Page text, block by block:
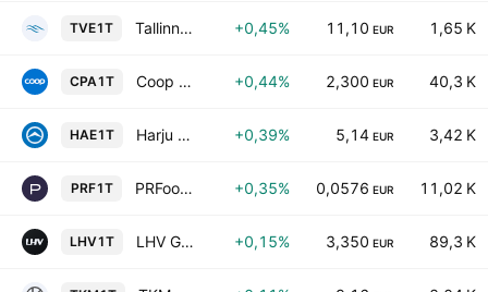
TVE1T Tallinna Vesi AS Class A +0,45% 11,10 EUR 1,65 K
CPA1T Coop Pank AS +0,44% 2,300 EUR 40,3 K
HAE1T Harju Elekter Group AS +0,39% 5,14 EUR 3,42 K
PRF1T PRFoods AS +0,35% 0,0576 EUR 11,02 K
LHV1T LHV Group AS +0,15% 3,350 EUR 89,3 K